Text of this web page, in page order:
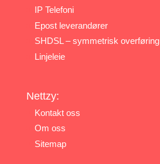
IP Telefoni
Epost leverandører
SHDSL – symmetrisk overføring
Linjeleie
Nettzy:
Kontakt oss
Om oss
Sitemap